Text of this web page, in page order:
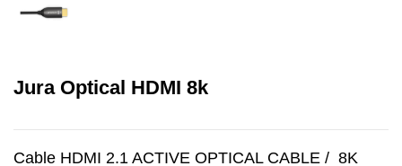
Jura Optical HDMI 8k
Cable HDMI 2.1 ACTIVE OPTICAL CABLE / 8K